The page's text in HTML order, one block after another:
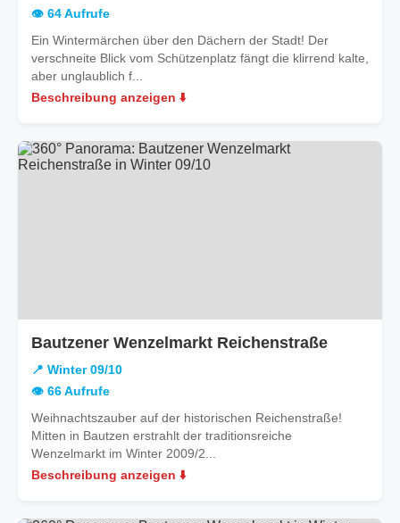
👁️ 64 Aufrufe
Ein Wintermärchen über den Dächern der Stadt! Der
verschneite Blick vom Schützenplatz fängt die klirrend kalte,
aber unglaublich f...
Beschreibung anzeigen ⬇️
Bautzener Wenzelmarkt Reichenstraßein
📍 Winter 09/10
👁️ 66 Aufrufe
Weihnachtszauber auf der historischen Reichenstraße!
Mitten in Bautzen erstrahlt der traditionsreiche
Wenzelmarkt im Winter 2009/2...
Beschreibung anzeigen ⬇️